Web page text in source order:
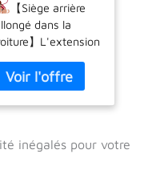
Base
Siège
la
Banquette
et
Plus de
【Siège arrière
dans la
】L'extension
chiens transforme
l'espace du
arrière en une
pour votre
inégalés pour votre